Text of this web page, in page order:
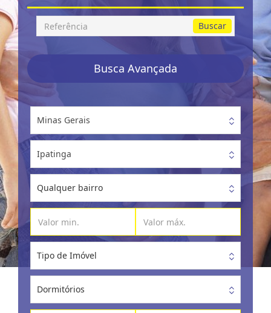
Busca
por
Buscar
Busca Avançada
Minas Gerais
Ipatinga
Qualquer bairro
Tipo de Imóvel
Dormitórios